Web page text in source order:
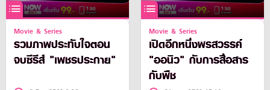
Movie & Series
รวมภาพประทับใจตอน
จบซีรีส์ "เพชรประกาย"
Movie & Series
เปิดอีกหนึ่งพรสวรรค์
"ออนิว" กับการสื่อสาร
กับพืช